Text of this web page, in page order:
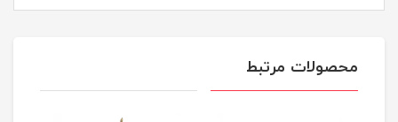
محصولات مرتبط